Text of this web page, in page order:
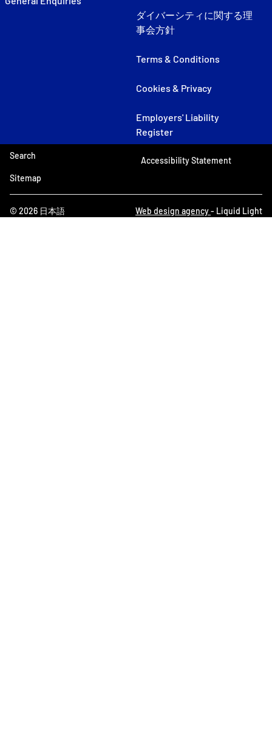
ダイバーシティに関する理
事会方針
Terms & Conditions
Cookies & Privacy
Employers' Liability
Register
© 2026 日本語
Search
Sitemap
Accessibility Statement
Web design agency- Liquid Light